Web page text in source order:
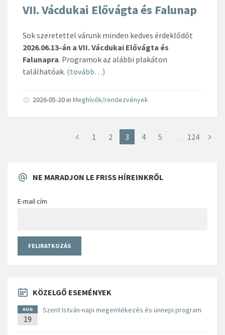
VII. Vácdukai Elővágta és Falunap
Sok szeretettel várunk minden kedves érdeklődőt
2026.06.13-án a VII. Vácdukai Elővágta és
Falunapra. Programok az alábbi plakáton
találhatóak. (tovább…)
2026-05-20in Meghívók/rendezvények
1 2 3 4 5 … 124
NE MARADJON LE FRISS HÍREINKRŐL
E-mail cím
KÖZELGŐ ESEMÉNYEK
AUG
19
Szent István-napi megemlékezés és ünnepi program